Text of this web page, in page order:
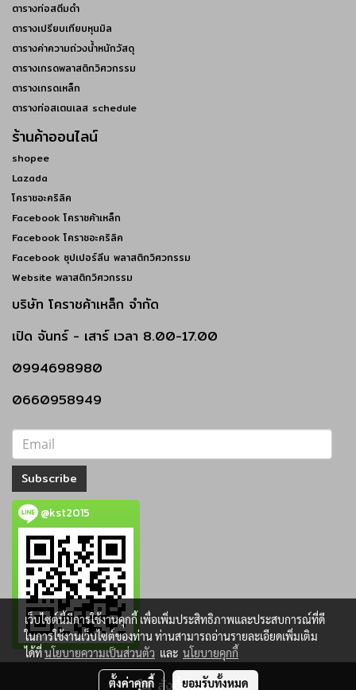
สั่งซื้อสินค้า
ตารางท่อสตีมดำ
ตารางเปรียบเทียบหุนมิล
ตารางค่าความถ่วงน้ำหนักวัสดุ
ตารางเกรดพลาสติกวิศวกรรม
ตารางเกรดเหล็ก
ตารางท่อสเตนเลส schedule
ร้านค้าออนไลน์
shopee
Lazada
โคราชอะคริลิค
Facebook โคราชค้าเหล็ก
Facebook โคราชอะคริลิค
Facebook ซุปเปอร์ลีน พลาสติกวิศวกรรม
Website พลาสติกวิศวกรรม
บริษัท โคราชค้าเหล็ก จำกัด
เปิด จันทร์ - เสาร์ เวลา 8.00-17.00
0994698980
0660958949
Subscribe
@kst2015
เว็บไซต์นี้มีการใช้งานคุกกี้ เพื่อเพิ่มประสิทธิภาพและประสบการณ์ที่ดี
ในการใช้งานเว็บไซต์ของท่าน ท่านสามารถอ่านรายละเอียดเพิ่มเติม
ได้ที่นโยบายความเป็นส่วนตัว และ นโยบายคุกกี้
ตั้งค่าคุกกี้ ยอมรับทั้งหมด